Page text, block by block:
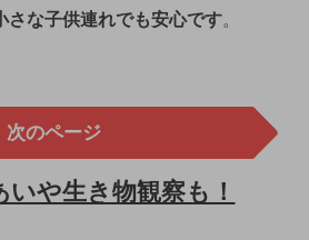
さな子供連れでも安心です。
次のページ
や生き物観察も！